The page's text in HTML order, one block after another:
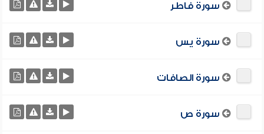
سورة فاطر
سورة يس
سورة الصافات
سورة ص